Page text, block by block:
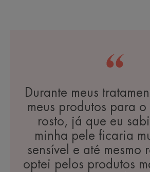
Durante meus
meus produtos para
rosto, já que eu
minha pele ficaria
sensível e até mesmo
optei pelos produtos